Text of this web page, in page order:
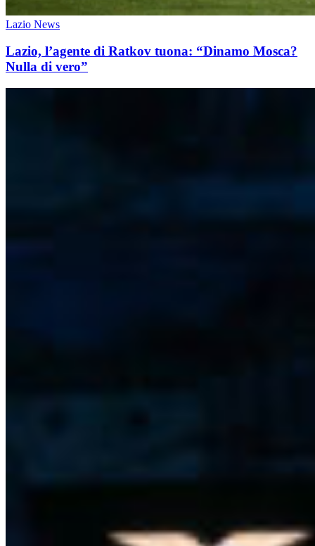
Lazio News
Lazio, l’agente di Ratkov tuona: “Dinamo Mosca?
Nulla di vero”